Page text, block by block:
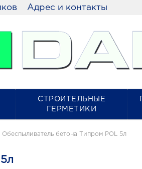
Адрес и контакты
СТРОИТЕЛЬНЫЕ
ГЕРМЕТИКИ
Обеспыливатель бетона Типром POL 5л